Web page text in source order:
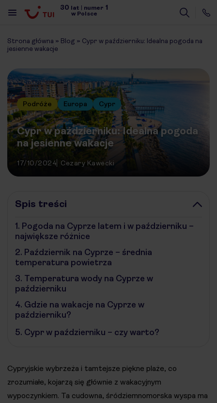
30 lat | numer 1
w Polsce
Strona główna » Blog » Cypr w październiku: Idealna pogoda na
jesienne wakacje
Podróże Europa Cypr
Cypr w październiku: Idealna pogoda
na jesienne wakacje
17/10/2024 Cezary Kawecki
Spis treści
1. Pogoda na Cyprze latem i w październiku –
największe różnice
2. Październik na Cyprze – średnia
temperatura powietrza
3. Temperatura wody na Cyprze w
październiku
4. Gdzie na wakacje na Cyprze w
październiku?
5. Cypr w październiku – czy warto?
Cypryjskie wybrzeża i tamtejsze piękne plaże, co
zrozumiałe, kojarzą się głównie z wakacyjnym
wypoczynkiem. Ta cudowna, śródziemnomorska wyspa ma